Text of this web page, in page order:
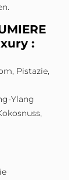
:
Pistazie,
Ylang